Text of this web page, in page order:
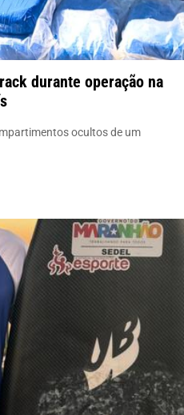
durante operação na
ocultos de um